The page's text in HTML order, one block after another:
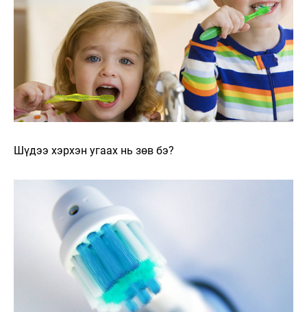
Шүдээ хэрхэн угаах нь зөв бэ?